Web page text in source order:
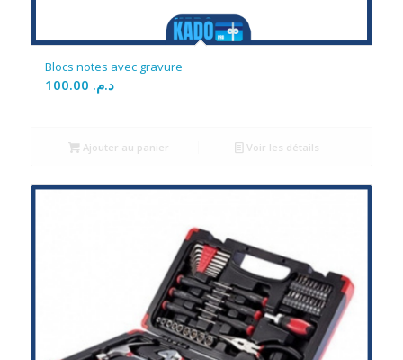
Blocs notes avec gravure
د.م.
Ajouter au panier Voir les détails